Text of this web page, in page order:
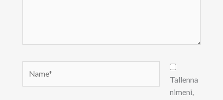
Tallenna
nimeni,